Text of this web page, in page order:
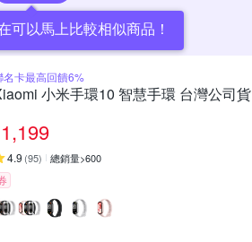
可以馬上比較相似商品！
名卡最高回饋6%
小米手環10 智慧手環 台灣公司貨
1,199
4.9 (95) 總銷量>600